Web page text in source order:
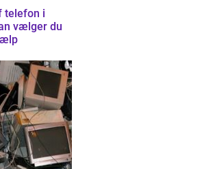
telefon i
vælger du